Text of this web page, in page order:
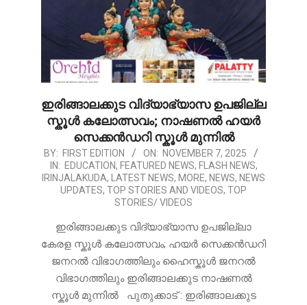
ഇരിങ്ങാലക്കുട വിദ്യാഭ്യാസ ഉപജില്ല
സ്കൂൾ കലോത്സവം; നാഷണൽ ഹയർ
സെക്കൻഡറി സ്കൂൾ മുന്നിൽ
2025-
11-
BY: FIRST EDITION ON: NOVEMBER 7, 2025
IN: EDUCATION, FEATURED NEWS, FLASH NEWS,
IRINJALAKUDA, LATEST NEWS, MORE, NEWS, NEWS
UPDATES, TOP STORIES AND VIDEOS, TOP
STORIES/ VIDEOS
ഇരിങ്ങാലക്കുട വിദ്യാഭ്യാസ ഉപജില്ലാ
കേരള സ്കൂൾ കലോത്സവം; ഹയർ സെക്കൻഡറി
ജനറൽ വിഭാഗത്തിലും ഹൈസ്കൂൾ ജനറൽ
വിഭാഗത്തിലും ഇരിങ്ങാലക്കുട നാഷണൽ
സ്കൂൾ മുന്നിൽ പുതുക്കാട് : ഇരിങ്ങാലക്കുട